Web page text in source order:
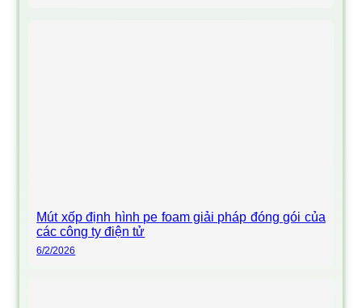
Mút xốp định hình pe foam giải pháp đóng gói của
các công ty điện tử
6/2/2026